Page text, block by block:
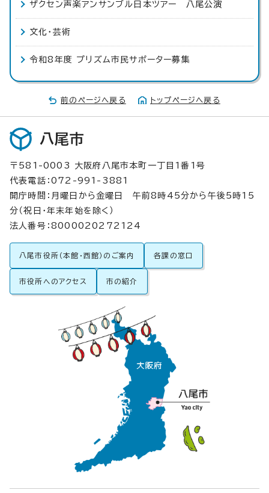
ザクセン声楽アンサンブル日本ツアー 八尾公演
文化・芸術
令和8年度 プリズム市民サポーター募集
前のページへ戻る トップページへ戻る
八尾市
〒581-0003 大阪府八尾市本町一丁目1番1号
代表電話：072-991-3881
開庁時間：月曜日から金曜日 午前8時45分から午後5時15
分（祝日・年末年始を除く）
法人番号：8000020272124
八尾市役所（本館・西館）のご案内 各課の窓口
市役所へのアクセス 市の紹介